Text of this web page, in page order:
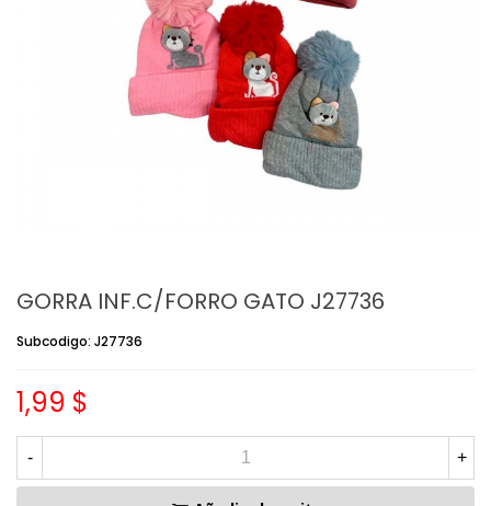
GORRA INF.C/FORRO GATO J27736
Subcodigo: J27736
1,99 $
- +